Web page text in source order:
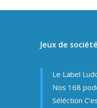
Jeux de société
Le Label
Nos 168
Séléction